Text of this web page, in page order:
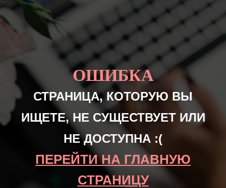
ОШИБКА
СТРАНИЦА, КОТОРУЮ ВЫ
ИЩЕТЕ, НЕ СУЩЕСТВУЕТ ИЛИ
НЕ ДОСТУПНА :(
ПЕРЕЙТИ НА ГЛАВНУЮ
СТРАНИЦУ